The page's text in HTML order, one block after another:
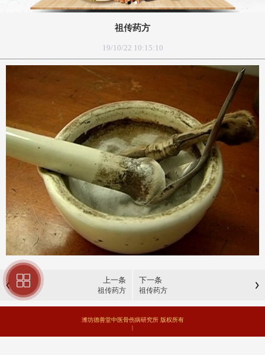
祖传药方
19/10/22 10:15:10
上一条
祖传药方
下一条
祖传药方
潍坊德善堂中医骨伤病研究所 版权所有
|